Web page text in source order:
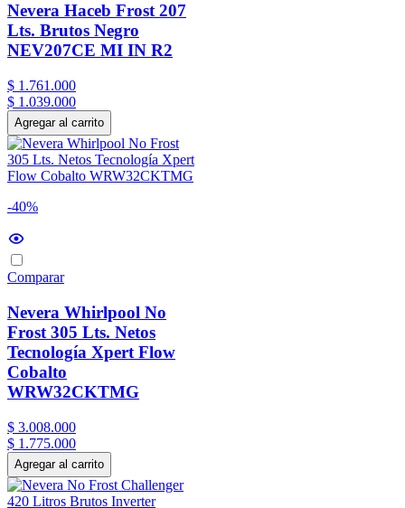
Nevera Haceb Frost 207
Lts. Brutos Negro
NEV207CE MI IN R2
$ 1 .761 .000
$ 1 .039.000
Agregar al carrito
-40%
Comparar
Nevera Whirlpool No
Frost 305 Lts. Netos
Tecnología Xpert Flow
Cobalto
WRW32CKTMG
$ 3.008.000
$ 1 .775.000
Agregar al carrito